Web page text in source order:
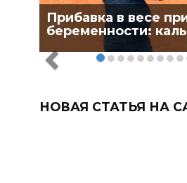
Прибавка в весе
беременности:
НОВАЯ СТАТЬЯ НА